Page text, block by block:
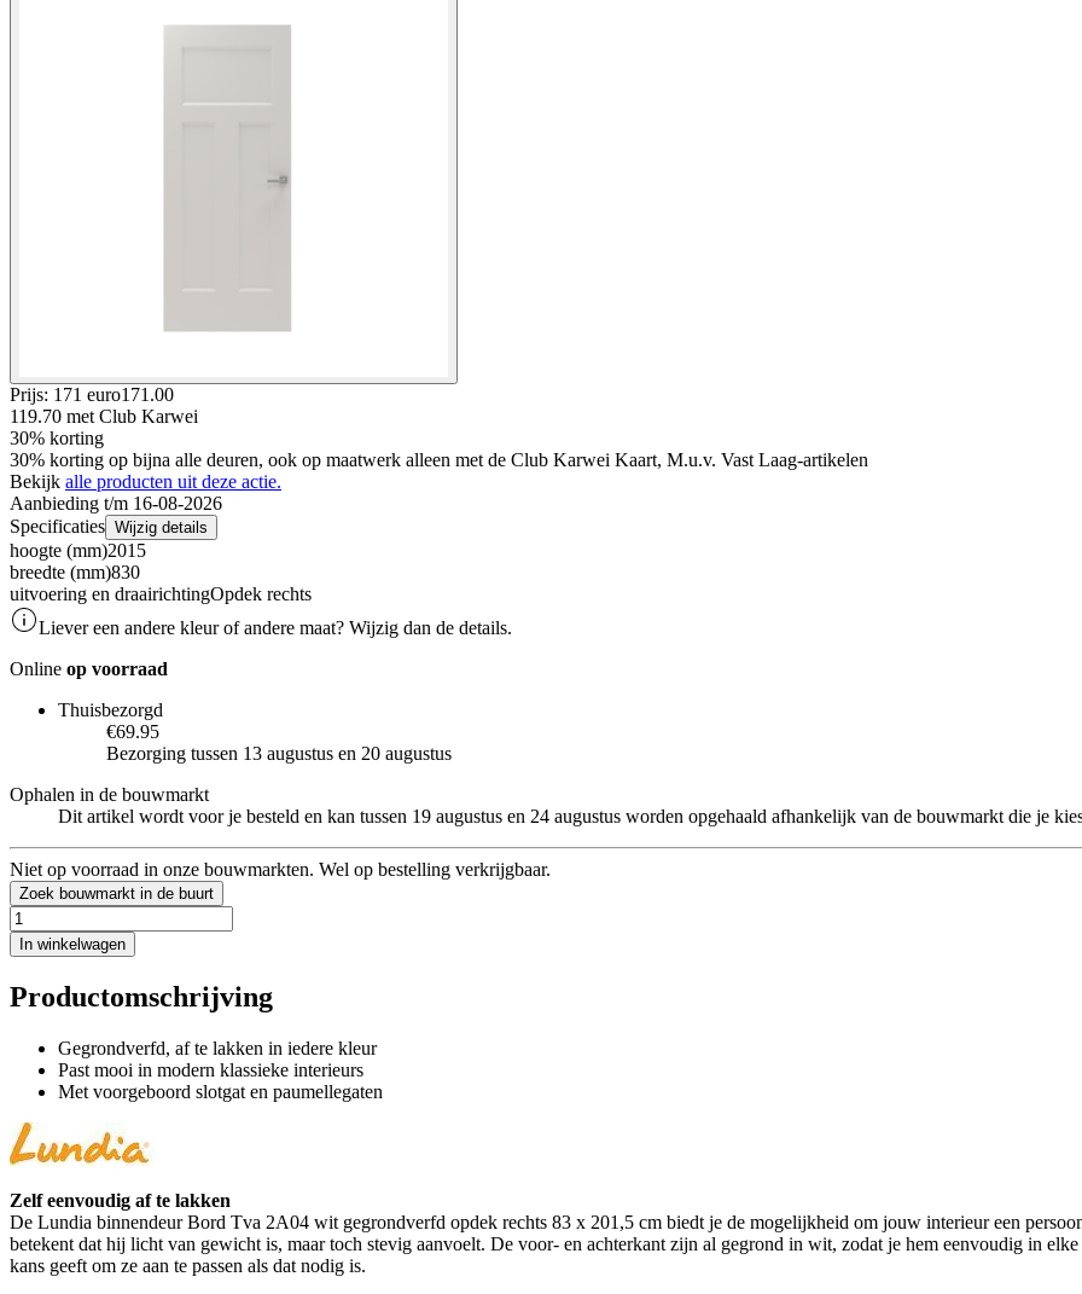
Prijs: 171 euro171 .00
119.70 met Club Karwei
30% korting
30% korting op bijna alle deuren, ook op maatwerk alleen met de Club Karwei Kaart, M.u.v. Vast Laag-artikelen
Bekijk alle producten uit deze actie.
Aanbieding t/m 16-08-2026
Specificaties Wijzig details
hoogte (mm)2015
breedte (mm)830
uitvoering en draairichtingOpdek rechts
Liever een andere kleur of andere maat? Wijzig dan de details.
Online op voorraad
Thuisbezorgd
€69.95
Bezorging tussen 13 augustus en 20 augustus
Ophalen in de bouwmarkt
Dit artikel wordt voor je besteld en kan tussen 19 augustus en 24 augustus worden opgehaald afhankelijk van de bouwmarkt die je
Niet op voorraad in onze bouwmarkten. Wel op bestelling verkrijgbaar.
Zoek bouwmarkt in de buurt
In winkelwagen
Productomschrijving
Gegrondverfd, af te lakken in iedere kleur
Past mooi in modern klassieke interieurs
Met voorgeboord slotgat en paumellegaten
Zelf eenvoudig af te lakken
De Lundia binnendeur Bord Tva 2A04 wit gegrondverfd opdek rechts 83 x 201,5 cm biedt je de mogelijkheid om jouw interieur een
betekent dat hij licht van gewicht is, maar toch stevig aanvoelt. De voor- en achterkant zijn al gegrond in wit, zodat je hem eenvoudig in
kans geeft om ze aan te passen als dat nodig is.